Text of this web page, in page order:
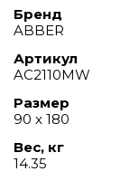
Бренд
ABBER
Артикул
AC2110MW
Размер
90 х 180
Вес, кг
14.35